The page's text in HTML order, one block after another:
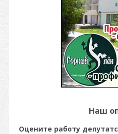
Наш
Оцените работу